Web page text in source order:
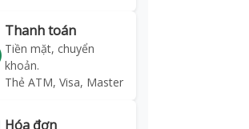
Thanh toán
Tiền mặt, chuyển
khoản.
Thẻ ATM, Visa, Master
Hóa đơn